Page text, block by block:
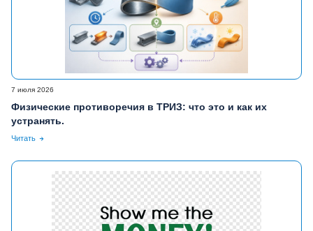
7 июля 2026
Физические противоречия в ТРИЗ: что это и как их
устранять.
Читать